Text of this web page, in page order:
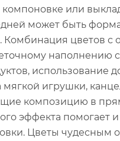
или
может быть
Комбинация цветов с
наполнению
использование
мягкой игрушки,
композицию в
эффекта помогает
Цветы чудесным